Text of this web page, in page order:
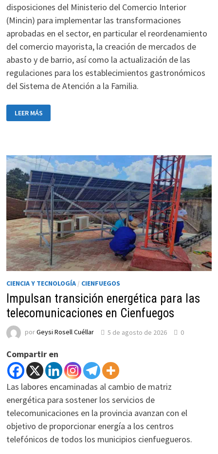
disposiciones del Ministerio del Comercio Interior
(Mincin) para implementar las transformaciones
aprobadas en el sector, en particular el reordenamiento
del comercio mayorista, la creación de mercados de
abasto y de barrio, así como la actualización de las
regulaciones para los establecimientos gastronómicos
del Sistema de Atención a la Familia.
PUBLICAN
NUEVAS
NORMAS
COMERCIO
LEER MÁS
CIENCIA Y TECNOLOGÍA/ CIENFUEGOS
Impulsan transición energética para las
telecomunicaciones en Cienfuegos
porGeysi Rosell Cuéllar 5 de agosto de 2026 0
Compartir en
Las labores encaminadas al cambio de matriz
energética para sostener los servicios de
telecomunicaciones en la provincia avanzan con el
objetivo de proporcionar energía a los centros
telefónicos de todos los municipios cienfuegueros.